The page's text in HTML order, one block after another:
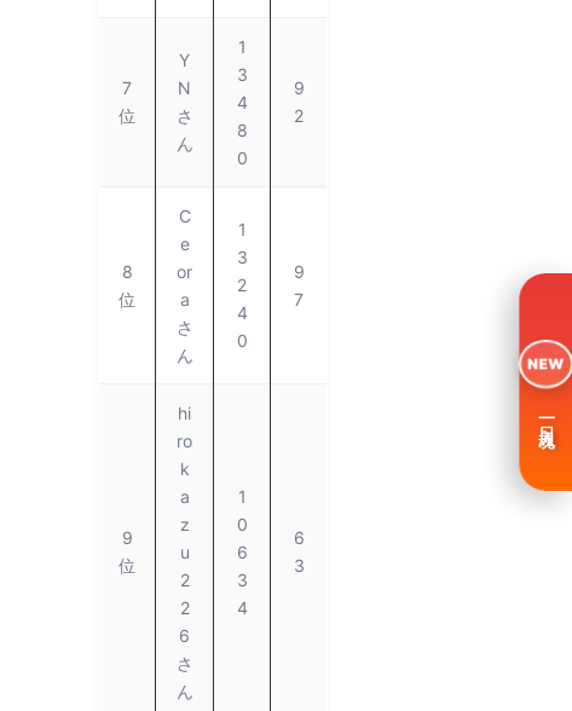
7
位
Y
N
さ
ん
1
3
4
8
0
9
2
8
位
C
e
or
a
さ
ん
1
3
2
4
0
9
7
9
位
hi
ro
k
a
z
u
2
2
6
さ
ん
1
0
6
3
4
6
3
NEW
一日入魂